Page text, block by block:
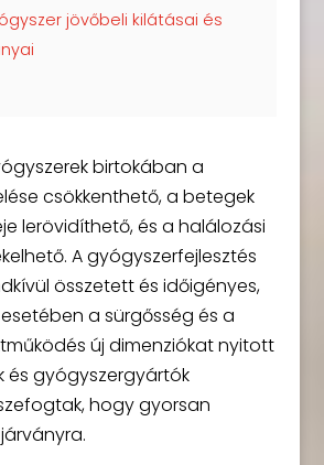
jövőbeli kilátásai és
birtokában a
csökkenthető, a betegek
lerövidíthető, és a halálozási
A gyógyszerfejlesztés
összetett és időigényes,
a sürgősség és a
új dimenziókat nyitott
és gyógyszergyártók
hogy gyorsan